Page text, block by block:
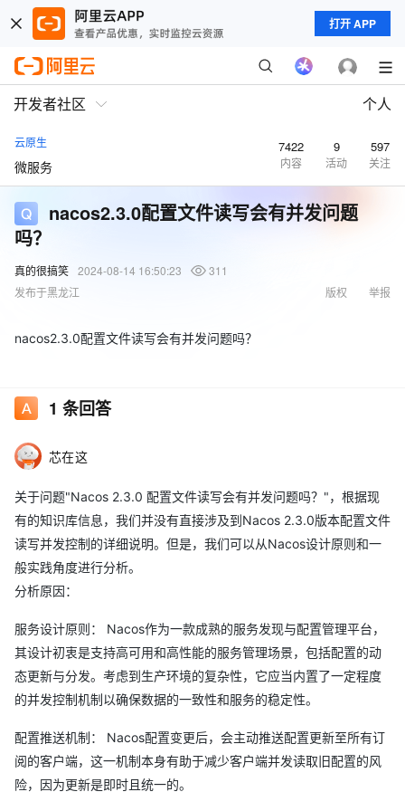
打开 APP
开发者社区 个人
云原生
微服务
7422
内容
9
活动
597
关注
nacos2.3.0配置文件读写会有并发问题
吗？
真的很搞笑 2024-08-14 16:50:23
311
发布于黑龙江
举报
版权
nacos2.3.0配置文件读写会有并发问题吗？
1 条回答
芯在这
关于问题"Nacos 2.3.0 配置文件读写会有并发问题吗？"，根据现
有的知识库信息，我们并没有直接涉及到Nacos 2.3.0版本配置文件
读写并发控制的详细说明。但是，我们可以从Nacos设计原则和一
般实践角度进行分析。
分析原因：
服务设计原则： Nacos作为一款成熟的服务发现与配置管理平台，
其设计初衷是支持高可用和高性能的服务管理场景，包括配置的动
态更新与分发。考虑到生产环境的复杂性，它应当内置了一定程度
的并发控制机制以确保数据的一致性和服务的稳定性。
配置推送机制： Nacos配置变更后，会主动推送配置更新至所有订
阅的客户端，这一机制本身有助于减少客户端并发读取旧配置的风
险，因为更新是即时且统一的。